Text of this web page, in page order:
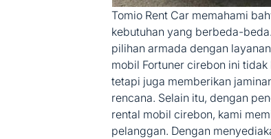
Tomio Rent Car memahami
kebutuhan yang berbeda-
pilihan armada dengan
mobil Fortuner cirebon ini
tetapi juga memberikan
rencana. Selain itu, dengan
rental mobil cirebon, kami
pelanggan. Dengan